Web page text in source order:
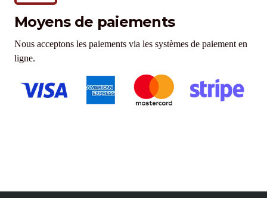
Moyens de paiements
Nous acceptons les paiements via les systèmes de paiement en
ligne.